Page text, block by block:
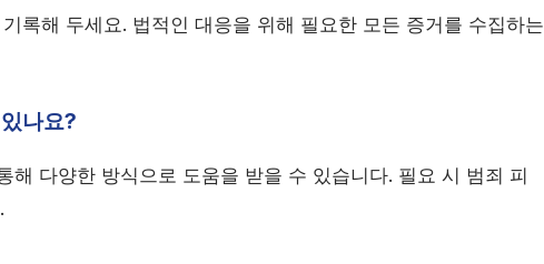
록해 두세요. 법적인 대응을 위해 필요한 모든 증거를 수집하는
나요?
해 다양한 방식으로 도움을 받을 수 있습니다. 필요 시 범죄 피